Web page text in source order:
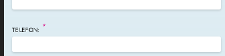
TELEFON: *